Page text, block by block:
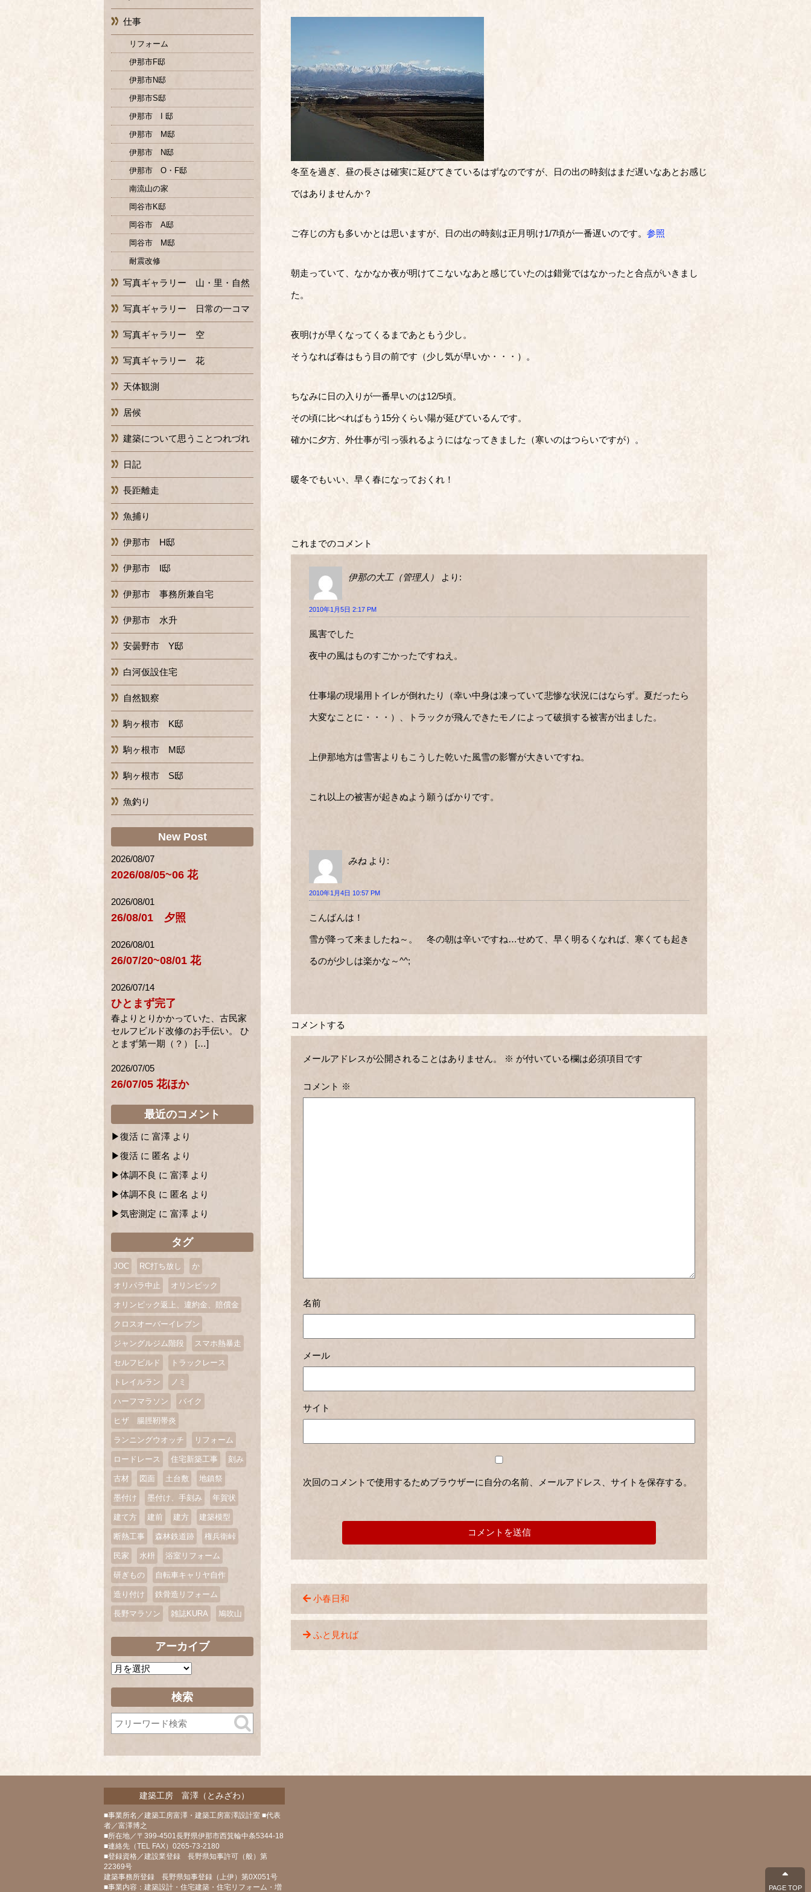
冬至を過ぎ、昼の長さは確実に延びてきているはずなのですが、日の出の時刻はまだ遅いなあとお感じ
ではありませんか？
ご存じの方も多いかとは思いますが、日の出の時刻は正月明け1/7頃が一番遅いのです。 参照
朝走っていて、なかなか夜が明けてこないなあと感じていたのは錯覚ではなかったと合点がいきまし
た。
夜明けが早くなってくるまであともう少し。
そうなれば春はもう目の前です（少し気が早いか・・・）。
ちなみに日の入りが一番早いのは12/5頃。
その頃に比べればもう15分くらい陽が延びているんです。
確かに夕方、外仕事が引っ張れるようにはなってきました（寒いのはつらいですが）。
暖冬でもいい、早く春になっておくれ！
これまでのコメント
伊那の大工（管理人） より:
2010年1月5日 2:17 PM
風害でした
夜中の風はものすごかったですねえ。
仕事場の現場用トイレが倒れたり（幸い中身は凍っていて悲惨な状況にはならず。夏だったら
大変なことに・・・）、トラックが飛んできたモノによって破損する被害が出ました。
上伊那地方は雪害よりもこうした乾いた風雪の影響が大きいですね。
これ以上の被害が起きぬよう願うばかりです。
みね より:
2010年1月4日 10:57 PM
こんばんは！
雪が降って来ましたね～。 冬の朝は辛いですね…せめて、早く明るくなれば、寒くても起き
るのが少しは楽かな～^^;
コメントする
メールアドレスが公開されることはありません。 ※ が付いている欄は必須項目です
コメント ※
名前
メール
サイト
次回のコメントで使用するためブラウザーに自分の名前、メールアドレス、サイトを保存する。
小春日和
ふと見れば
仕事
リフォーム
伊那市F邸
伊那市N邸
伊那市S邸
伊那市 I 邸
伊那市 M邸
伊那市 N邸
伊那市 O・F邸
南流山の家
岡谷市K邸
岡谷市 A邸
岡谷市 M邸
耐震改修
写真ギャラリー 山・里・自然
写真ギャラリー 日常の一コマ
写真ギャラリー 空
写真ギャラリー 花
天体観測
居候
建築について思うことつれづれ
日記
長距離走
魚捕り
伊那市 H邸
伊那市 I邸
伊那市 事務所兼自宅
伊那市 水升
安曇野市 Y邸
白河仮設住宅
自然観察
駒ヶ根市 K邸
駒ヶ根市 M邸
駒ヶ根市 S邸
魚釣り
New Post
2026/08/07
2026/08/05~06 花
2026/08/01
26/08/01 夕照
2026/08/01
26/07/20~08/01 花
2026/07/14
ひとまず完了
春よりとりかかっていた、古民家
セルフビルド改修のお手伝い。 ひ
とまず第一期（？） […]
2026/07/05
26/07/05 花ほか
最近のコメント
復活 に 富澤 より
復活 に 匿名 より
体調不良 に 富澤 より
体調不良 に 匿名 より
気密測定 に 富澤 より
タグ
JOC RC打ち放し か
オリパラ中止 オリンピック
オリンピック返上、違約金、賠償金
クロスオーバーイレブン
ジャングルジム階段 スマホ熱暴走
セルフビルド トラックレース
トレイルラン ノミ
ハーフマラソン バイク
ヒザ 腸脛靭帯炎
ランニングウオッチ リフォーム
ロードレース 住宅新築工事 刻み
古材 図面 土台敷 地鎮祭
墨付け 墨付け、手刻み 年賀状
建て方 建前 建方 建築模型
断熱工事 森林鉄道跡 権兵衛峠
民家 水枡 浴室リフォーム
研ぎもの 自転車キャリヤ自作
造り付け 鉄骨造リフォーム
長野マラソン 雑誌KURA 鳩吹山
アーカイブ
ア
イ
ブ
検索
建築工房 富澤（とみざわ）
■事業所名／建築工房富澤・建築工房富澤設計室 ■代表
者／富澤博之
■所在地／〒399-4501長野県伊那市西箕輪中条5344-18
■連絡先（TEL FAX）0265-73-2180
■登録資格／建設業登録 長野県知事許可（般）第
22369号
建築事務所登録 長野県知事登録（上伊）第0X051号
■事業内容：建築設計・住宅建築・住宅リフォーム・増
PAGE TOP